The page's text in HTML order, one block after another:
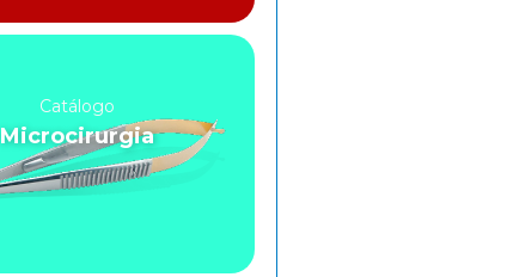
Catálogo
Microcirurgia